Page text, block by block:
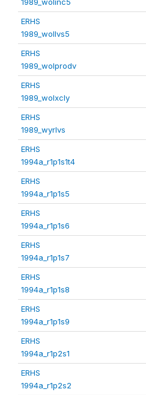
ERHS
1989_wollvs5
ERHS
1989_wolprodv
ERHS
1989_wolxcly
ERHS
1989_wyrlvs
ERHS
1994a_r1p1s1t4
ERHS
1994a_r1p1s5
ERHS
1994a_r1p1s6
ERHS
1994a_r1p1s7
ERHS
1994a_r1p1s8
ERHS
1994a_r1p1s9
ERHS
1994a_r1p2s1
ERHS
1994a_r1p2s2